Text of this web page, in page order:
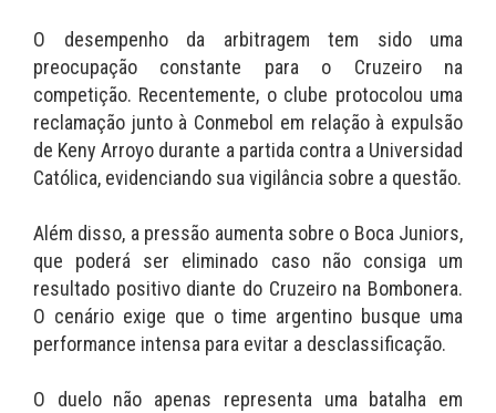
O desempenho da arbitragem tem sido uma
preocupação constante para o Cruzeiro na
competição. Recentemente, o clube protocolou uma
reclamação junto à Conmebol em relação à expulsão
de Keny Arroyo durante a partida contra a Universidad
Católica, evidenciando sua vigilância sobre a questão.
Além disso, a pressão aumenta sobre o Boca Juniors,
que poderá ser eliminado caso não consiga um
resultado positivo diante do Cruzeiro na Bombonera.
O cenário exige que o time argentino busque uma
performance intensa para evitar a desclassificação.
O duelo não apenas representa uma batalha em